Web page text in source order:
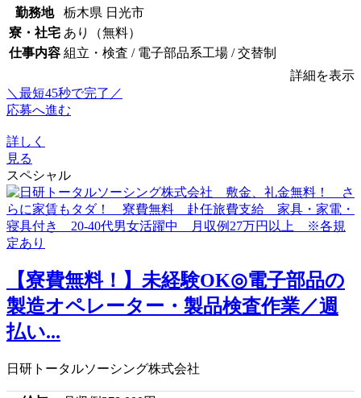
勤務地
栃木県 日光市
寮・社宅 あり（無料）
仕事内容 組立・検査 / 電子部品系工場 / 交替制
詳細を表示
＼最短45秒で完了／
応募へ進む
詳しく
見る
スペシャル
【寮費無料！】未経験OK◎電子部品の
製造オペレーター・製品検査作業／週
払い...
日研トータルソーシング株式会社